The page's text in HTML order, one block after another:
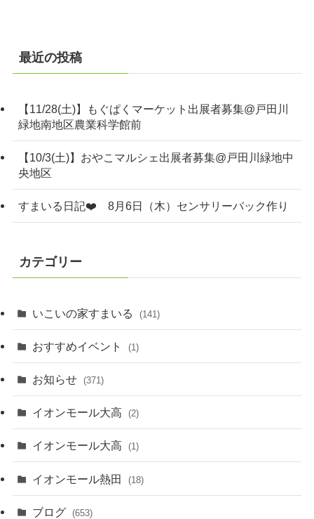
最近の投稿
【11/28(土)】もぐぱくマーケット出展者募集@戸田川
緑地南地区農業科学館前
【10/3(土)】おやこマルシェ出展者募集@戸田川緑地中
央地区
すまいる日記❤️ 8月6日（木）センサリーバック作り
カテゴリー
いこいの家すまいる (141)
おすすめイベント (1)
お知らせ (371)
イオンモール大高 (2)
イオンモール大高 (1)
イオンモール熱田 (18)
ブログ (653)